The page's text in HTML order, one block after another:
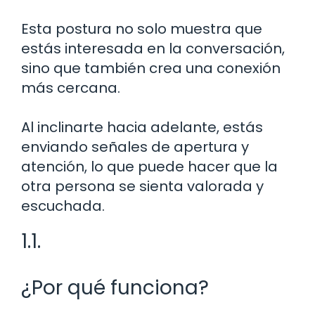
Esta postura no solo muestra que
estás interesada en la conversación,
sino que también crea una conexión
más cercana.
Al inclinarte hacia adelante, estás
enviando señales de apertura y
atención, lo que puede hacer que la
otra persona se sienta valorada y
escuchada.
1.1.
¿Por qué funciona?